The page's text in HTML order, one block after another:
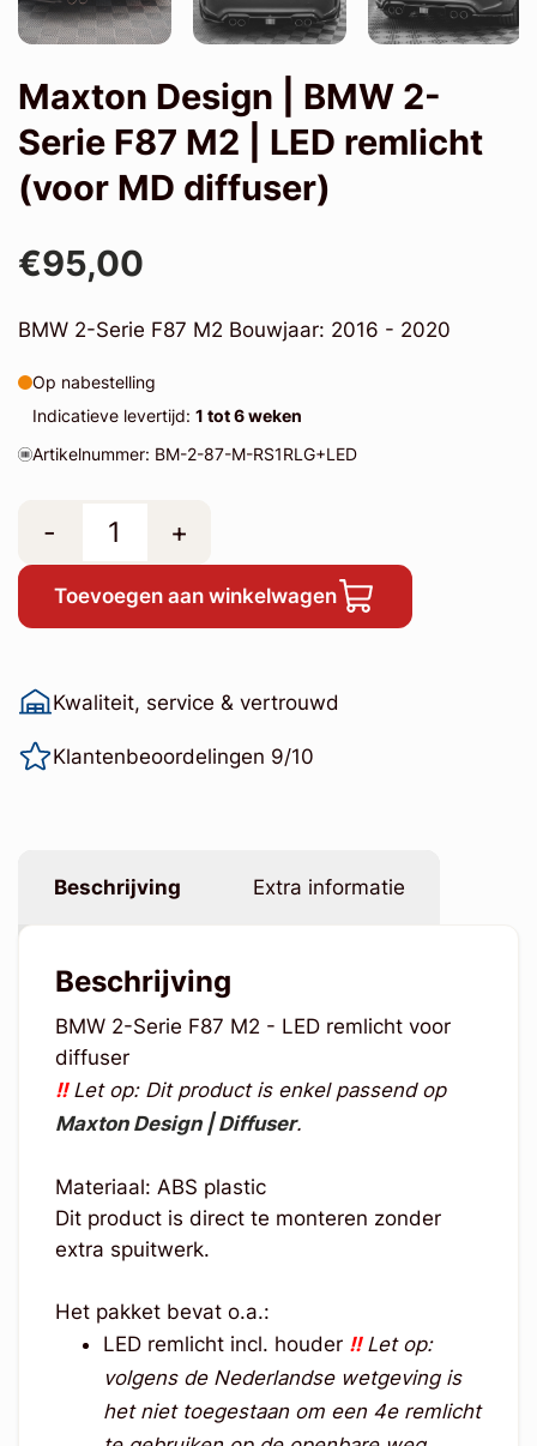
Maxton Design | BMW 2-
Serie F87 M2 | LED remlicht
(voor MD diffuser)
€95,00
BMW 2-Serie F87 M2 Bouwjaar: 2016 - 2020
Op nabestelling
Indicatieve levertijd: 1 tot 6 weken
Artikelnummer: BM-2-87-M-RS1RLG+LED
- +
Toevoegen aan winkelwagen
Kwaliteit, service & vertrouwd
Klantenbeoordelingen 9/10
Beschrijving Extra informatie
Beschrijving
BMW 2-Serie F87 M2 - LED remlicht voor
diffuser
!!Let op: Dit product is enkel passend op
Maxton Design | Diffuser.
Materiaal: ABS plastic
Dit product is direct te monteren zonder
extra spuitwerk.
Het pakket bevat o.a.:
LED remlicht incl. houder !!Let op:
volgens de Nederlandse wetgeving is
het niet toegestaan om een 4e remlicht